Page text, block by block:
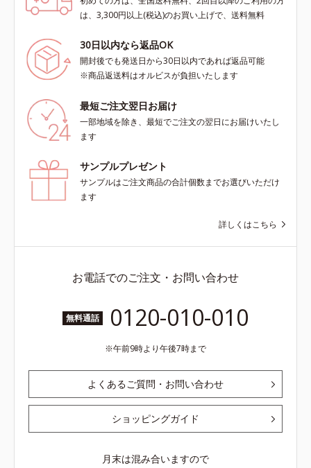
は、3,300円以上(税込)のお買い上げで、送料無料
30日以内なら返品OK
開封後でも発送日から30日以内であれば返品可能
※商品返送料はオルビスが負担いたします
最短ご注文翌日お届け
一部地域を除き、最短でご注文の翌日にお届けいたし
ます
サンプルプレゼント
サンプルはご注文商品の合計個数までお選びいただけ
ます
詳しくはこちら
お電話でのご注文・お問い合わせ
無料通話 0120-010-010
午前9時より午後7時まで
よくあるご質問・お問い合わせ
ショッピングガイド
月末は混み合いますので